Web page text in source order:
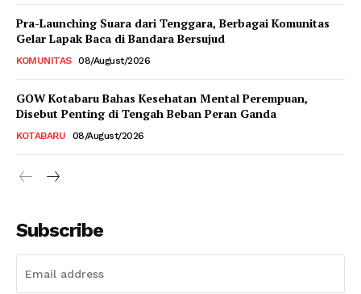
Pra-Launching Suara dari Tenggara, Berbagai Komunitas
Gelar Lapak Baca di Bandara Bersujud
KOMUNITAS 08/August/2026
GOW Kotabaru Bahas Kesehatan Mental Perempuan,
Disebut Penting di Tengah Beban Peran Ganda
KOTABARU 08/August/2026
Subscribe